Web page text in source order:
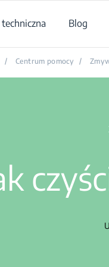
Blog
/ Centrum pomocy /